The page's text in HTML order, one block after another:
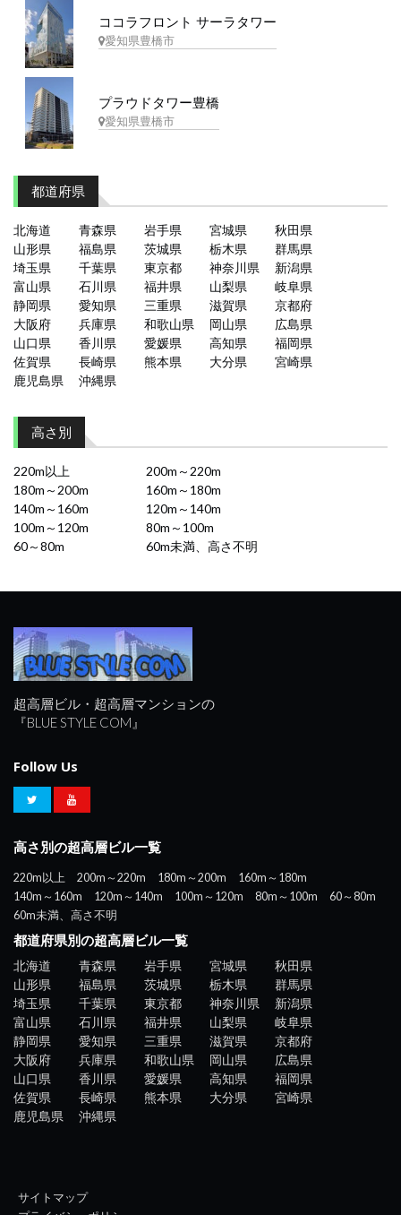
ココラフロント サーラタワー
愛知県豊橋市
プラウドタワー豊橋
愛知県豊橋市
都道府県
北海道 青森県 岩手県 宮城県
秋田県
山形県
福島県 茨城県 栃木県
群馬県
埼玉県
千葉県 東京都 神奈川県
新潟県
富山県
石川県 福井県 山梨県
岐阜県
静岡県
愛知県 三重県 滋賀県
京都府
大阪府
兵庫県 和歌山県 岡山県
広島県
山口県
香川県 愛媛県 高知県
福岡県
佐賀県
長崎県 熊本県 大分県
宮崎県
鹿児島県
沖縄県
高さ別
220m以上
200m～220m
180m～200m
160m～180m
140m～160m
120m～140m
100m～120m
80m～100m
60～80m
60m未満、高さ不明
超高層ビル・超高層マンションの
『BLUE STYLE COM』
Follow Us
高さ別の超高層ビル一覧
220m以上 200m～220m 180m～200m
160m～180m
140m～160m
120m～140m 100m～120m 80m～100m
60～80m
60m未満、高さ不明
都道府県別の超高層ビル一覧
北海道 青森県 岩手県 宮城県
秋田県
山形県
福島県 茨城県 栃木県
群馬県
埼玉県
千葉県 東京都 神奈川県
新潟県
富山県
石川県 福井県 山梨県
岐阜県
静岡県
愛知県 三重県 滋賀県
京都府
大阪府
兵庫県 和歌山県 岡山県
広島県
山口県
香川県 愛媛県 高知県
福岡県
佐賀県
長崎県 熊本県 大分県
宮崎県
鹿児島県
沖縄県
サイトマップ